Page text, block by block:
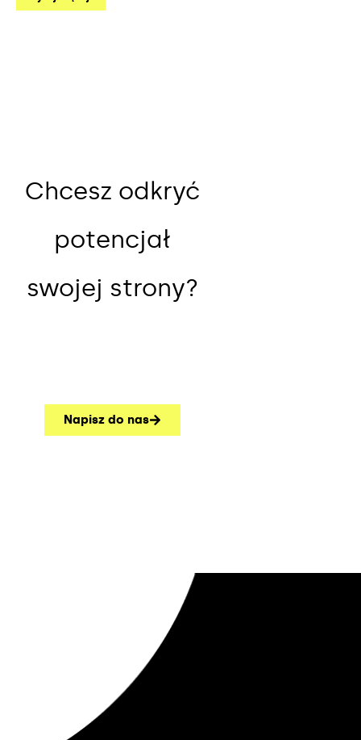
Chcesz odkryć
potencjał
swojej strony?
Napisz do nas